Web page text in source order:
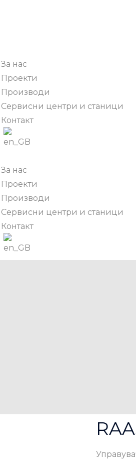
За нас
Проекти
Производи
Сервисни центри и станици
Контакт
За нас
Проекти
Производи
Сервисни центри и станици
Контакт